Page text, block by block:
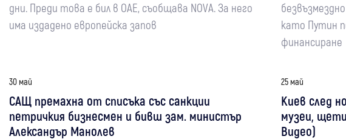
дни. Преди това е бил в ОАЕ, съобщава NOVA. За него
има издадено европейска запов
като Путин
финансиране
30 май
САЩ премахна от списъка със санкции
петричкия бизнесмен и бивш зам. министър
Александър Манолев
25 май
Киев след
музеи,
Видео)